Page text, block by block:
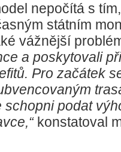
nepočítá s
státním
vážnější
a poskytovali
Pro začátek
schopni podat
konstatoval